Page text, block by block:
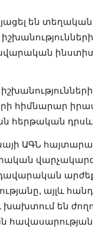
են
հիմնարար
հերթական
ԱԳՆ
այլև
խախտում են